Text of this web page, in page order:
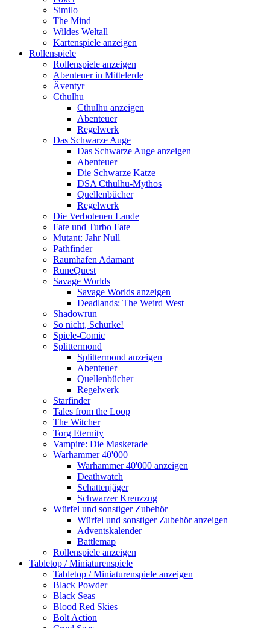
Similo
The Mind
Wildes Weltall
Kartenspiele anzeigen
Rollenspiele
Rollenspiele anzeigen
Abenteuer in Mittelerde
Äventyr
Cthulhu
Cthulhu anzeigen
Abenteuer
Regelwerk
Das Schwarze Auge
Das Schwarze Auge anzeigen
Abenteuer
Die Schwarze Katze
DSA Cthulhu-Mythos
Quellenbücher
Regelwerk
Die Verbotenen Lande
Fate und Turbo Fate
Mutant: Jahr Null
Pathfinder
Raumhafen Adamant
RuneQuest
Savage Worlds
Savage Worlds anzeigen
Deadlands: The Weird West
Shadowrun
So nicht, Schurke!
Spiele-Comic
Splittermond
Splittermond anzeigen
Abenteuer
Quellenbücher
Regelwerk
Starfinder
Tales from the Loop
The Witcher
Torg Eternity
Vampire: Die Maskerade
Warhammer 40'000
Warhammer 40'000 anzeigen
Deathwatch
Schattenjäger
Schwarzer Kreuzzug
Würfel und sonstiger Zubehör
Würfel und sonstiger Zubehör anzeigen
Adventskalender
Battlemap
Rollenspiele anzeigen
Tabletop / Miniaturenspiele
Tabletop / Miniaturenspiele anzeigen
Black Powder
Black Seas
Blood Red Skies
Bolt Action